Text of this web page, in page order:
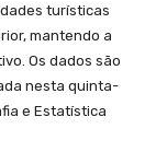
turísticas
mantendo a
Os dados são
nesta quinta-
e Estatística